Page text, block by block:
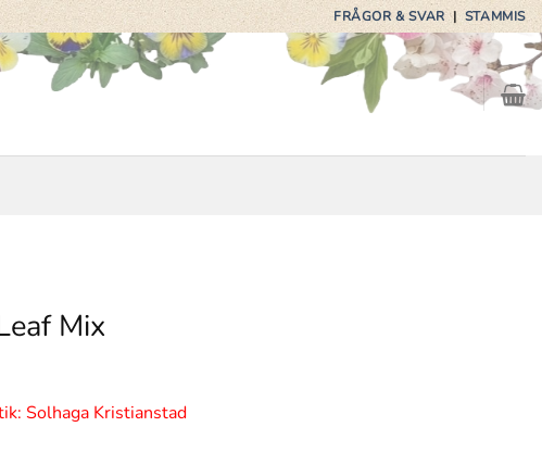
FRÅGOR & SVAR|STAMMIS
Mix
Solhaga Kristianstad